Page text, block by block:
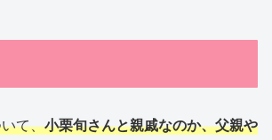
て、小栗旬さんと親戚なのか、父親や